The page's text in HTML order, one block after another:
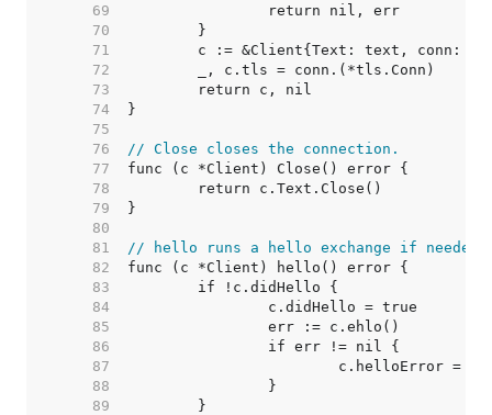
    69
    70
    71
    72
    73
    74
    75
    76
// Close closes the connection.
    77
    78
    79
    80
    81
// hello runs a hello exchange if needed.
    82
    83
    84
    85
    86
    87
    88
    89